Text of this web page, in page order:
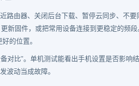
路由器、关闭后台下载、暂停云同步、不要
新固件，或把常用设备连接到更稳定的频段
的位置。
对比”。单机测试能看出手机设置是否影响
波动当成故障。